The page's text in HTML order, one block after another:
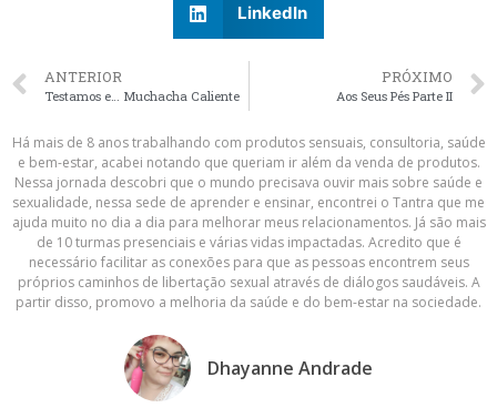
LinkedIn
ANTERIOR
Testamos e… Muchacha Caliente
PRÓXIMO
Aos Seus Pés Parte II
Há mais de 8 anos trabalhando com produtos sensuais, consultoria, saúde
e bem-estar, acabei notando que queriam ir além da venda de produtos.
Nessa jornada descobri que o mundo precisava ouvir mais sobre saúde e
sexualidade, nessa sede de aprender e ensinar, encontrei o Tantra que me
ajuda muito no dia a dia para melhorar meus relacionamentos. Já são mais
de 10 turmas presenciais e várias vidas impactadas. Acredito que é
necessário facilitar as conexões para que as pessoas encontrem seus
próprios caminhos de libertação sexual através de diálogos saudáveis. A
partir disso, promovo a melhoria da saúde e do bem-estar na sociedade.
Dhayanne Andrade